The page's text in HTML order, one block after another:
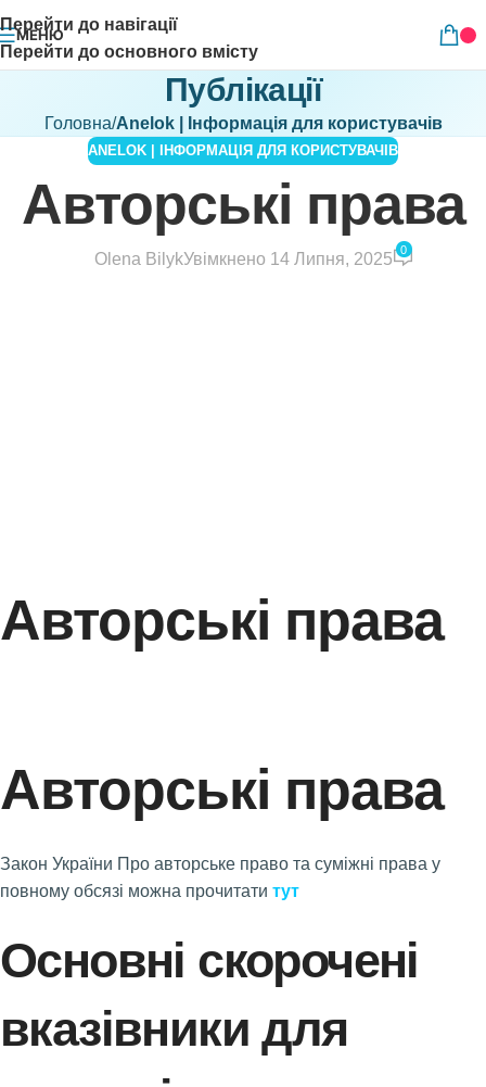
Перейти до навігації
Перейти до основного вмісту
МЕНЮ
Публікації
Головна/Anelok | Інформація для користувачів
ANELOK | ІНФОРМАЦІЯ ДЛЯ КОРИСТУВАЧІВ
Авторські права
Olena BilykУвімкнено 14 Липня, 2025
0
Авторські права
Авторські права
Закон України Про авторське право та суміжні права у
повному обсязі можна прочитати тут
Основні скорочені
вказівники для